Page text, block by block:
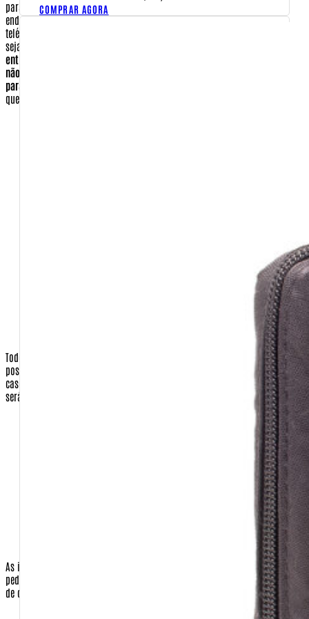
COMPRAR AGORA
para que a empresa contratada para a entrega consiga localizar o seu
endereço. Caso por falha de endereço a Empresa Brasileira de Correios e
telégrafos não encontre seu endereço, será cobrado novo frete para que
seja reenviado.
entrega novamente de forma gratuita e não o fará. Por esse motivo e para
não ter um custo a mais, certifique-se de que seu endereço esta correto
para a entrega.
que o comprador seja identificado.
Todos os dados de endereçamento são utilizados apenas para que
possamos enviar os produtos requisitados pelo cliente, ou a nota fiscal, em
caso de presente para terceiros.
Nenhuma correspondência promocional
será enviada sem o consentimento do cliente.
Operadora do Cartão de Crédito (apenas quando a opção de
Número do Cartão de Crédito (apenas quando a opção de
Código de Segurança do Cartão de Crédito (apenas quando a
Validade do cartão (apenas quando a opção de pagamento
As informações do cartão de crédito são necessárias para o faturamento do
pedido, apenas quando o cliente for efetuar o pagamento com o seu cartão
de crédito.No caso de envio de sua compra para terceiros:
Nome completo da pessoa que receberá a encomenda.